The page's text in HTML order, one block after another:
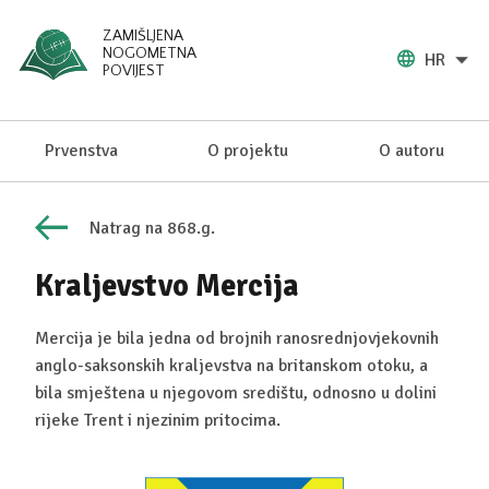
ZAMIŠLJENA
NOGOMETNA
POVIJEST
HR
Prvenstva O projektu O autoru
Natrag na 868.g.
Kraljevstvo Mercija
Mercija je bila jedna od brojnih ranosrednjovjekovnih
anglo-saksonskih kraljevstva na britanskom otoku, a
bila smještena u njegovom središtu, odnosno u dolini
rijeke Trent i njezinim pritocima.